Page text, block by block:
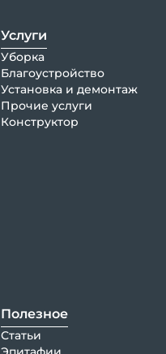
Услуги
Уборка
Благоустройство
Установка и демонтаж
Прочие услуги
Конструктор
Полезное
Статьи